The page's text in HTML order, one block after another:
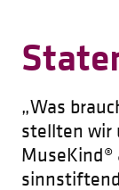
„Was
stellten wir